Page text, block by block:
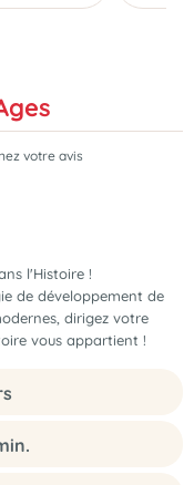
votre avis
l'Histoire !
de développement de
dirigez votre
vous appartient !